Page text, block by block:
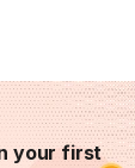
your first